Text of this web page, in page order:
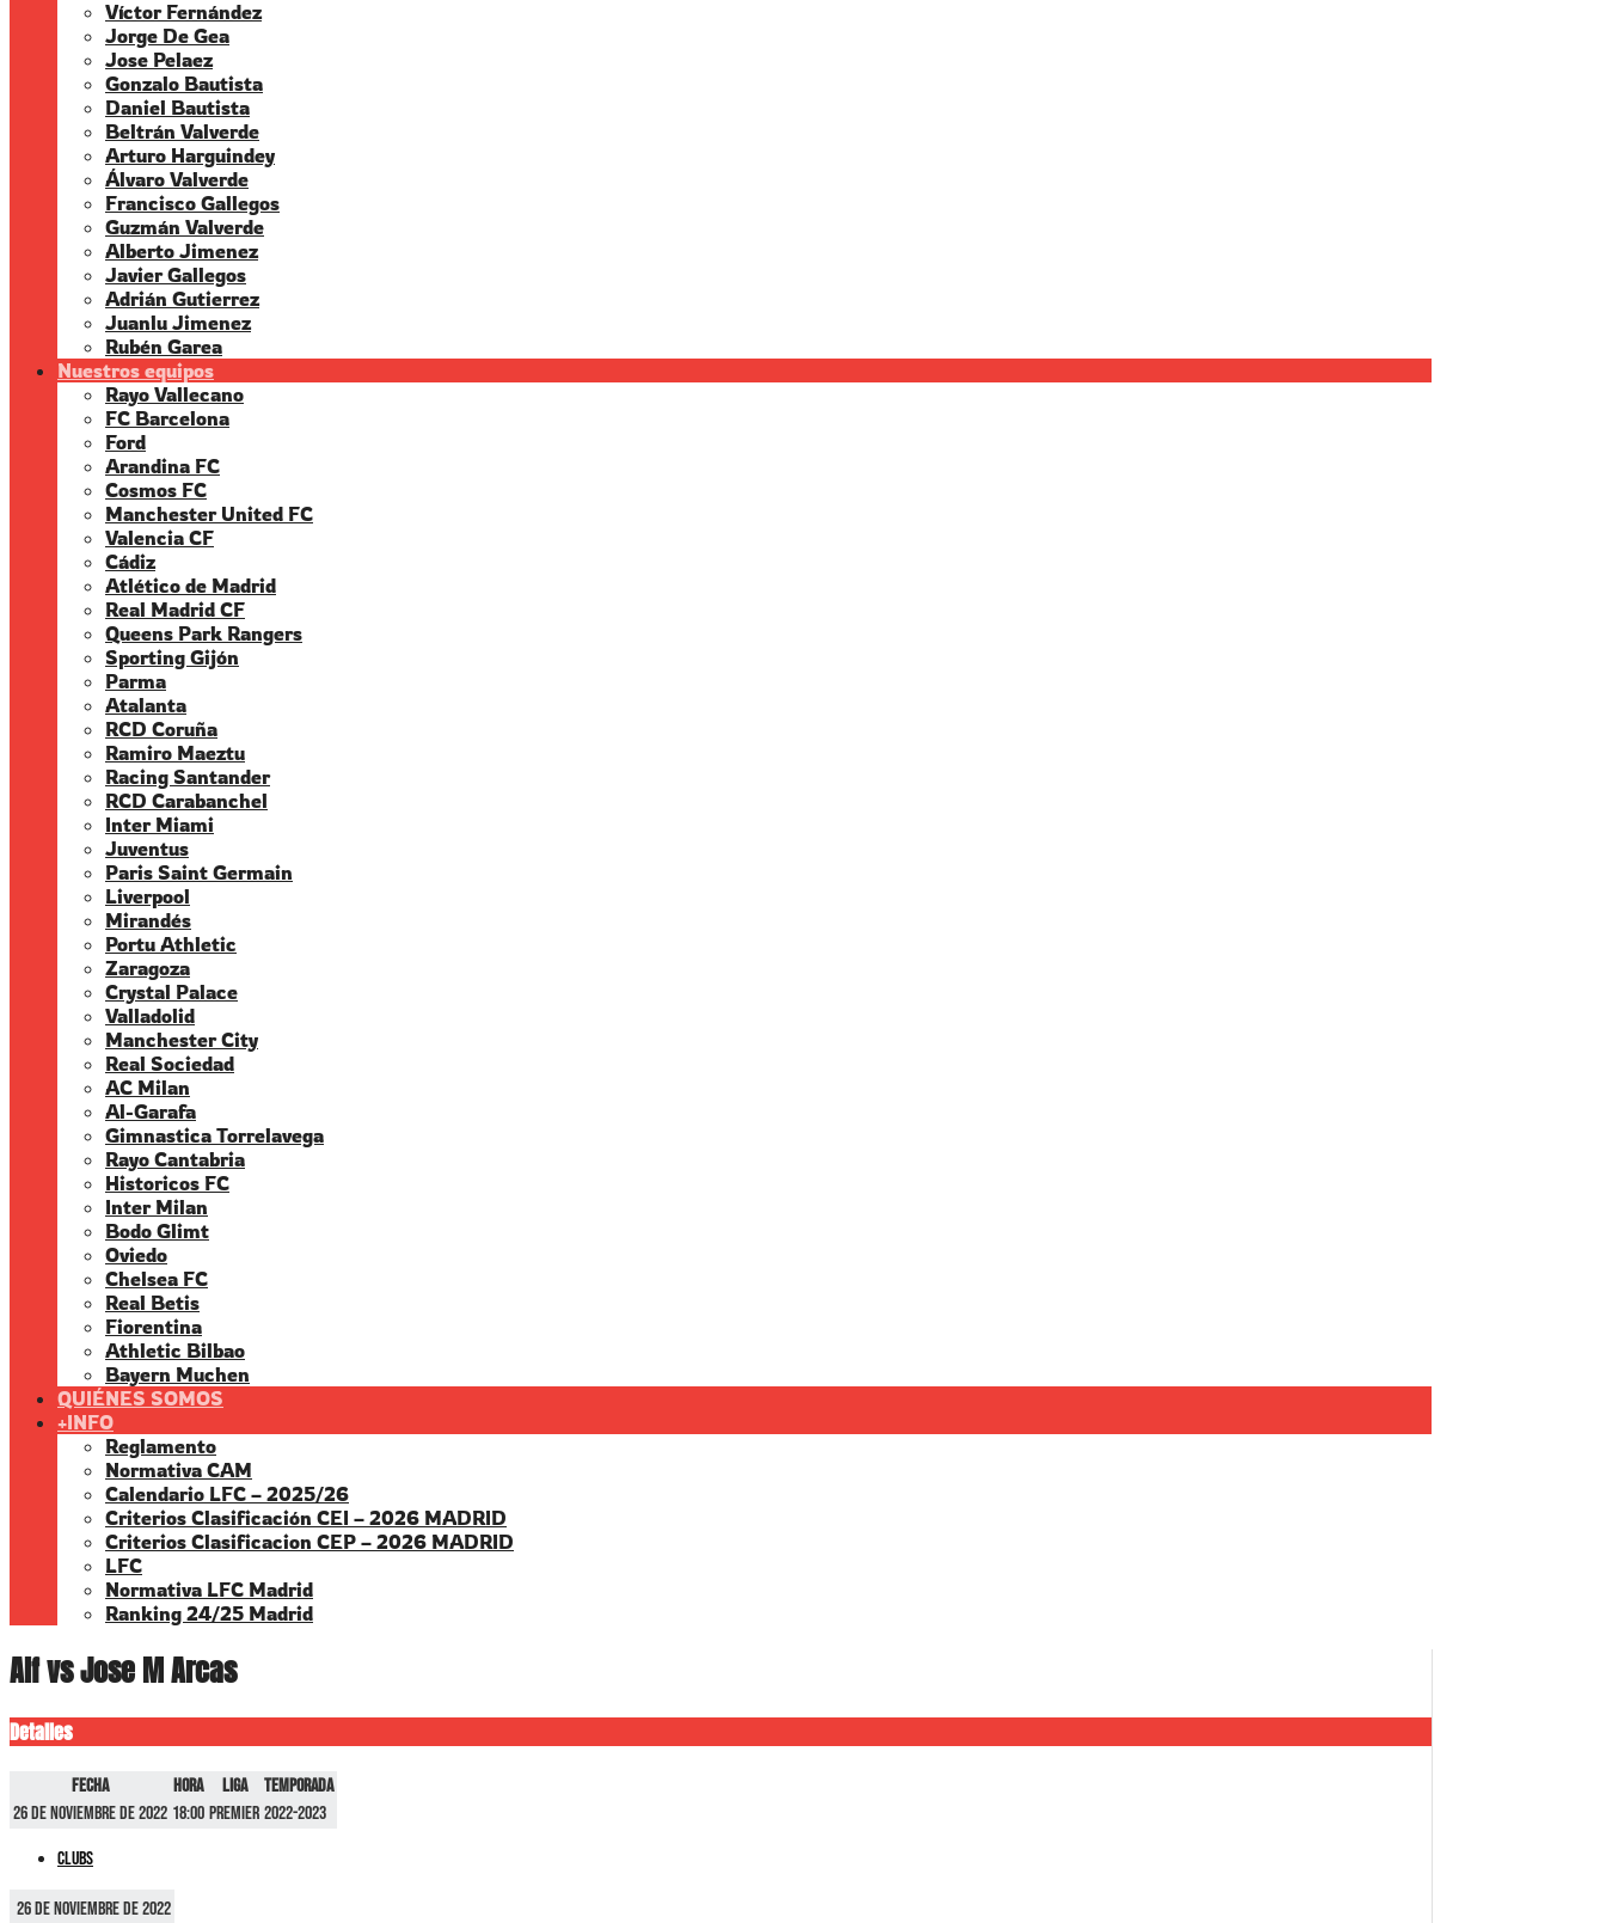
Víctor Fernández
Jorge De Gea
Jose Pelaez
Gonzalo Bautista
Daniel Bautista
Beltrán Valverde
Arturo Harguindey
Álvaro Valverde
Francisco Gallegos
Guzmán Valverde
Alberto Jimenez
Javier Gallegos
Adrián Gutierrez
Juanlu Jimenez
Rubén Garea
Nuestros equipos
Rayo Vallecano
FC Barcelona
Ford
Arandina FC
Cosmos FC
Manchester United FC
Valencia CF
Cádiz
Atlético de Madrid
Real Madrid CF
Queens Park Rangers
Sporting Gijón
Parma
Atalanta
RCD Coruña
Ramiro Maeztu
Racing Santander
RCD Carabanchel
Inter Miami
Juventus
Paris Saint Germain
Liverpool
Mirandés
Portu Athletic
Zaragoza
Crystal Palace
Valladolid
Manchester City
Real Sociedad
AC Milan
Al-Garafa
Gimnastica Torrelavega
Rayo Cantabria
Historicos FC
Inter Milan
Bodo Glimt
Oviedo
Chelsea FC
Real Betis
Fiorentina
Athletic Bilbao
Bayern Muchen
QUIÉNES SOMOS
+INFO
Reglamento
Normativa CAM
Calendario LFC – 2025/26
Criterios Clasificación CEI – 2026 MADRID
Criterios Clasificacion CEP – 2026 MADRID
LFC
Normativa LFC Madrid
Ranking 24/25 Madrid
Alf vs Jose M Arcas
Detalles
Fecha Hora Liga
Temporada
26 de noviembre de 2022 18:00 Premier 2022-2023
Clubs
26 de noviembre de 2022